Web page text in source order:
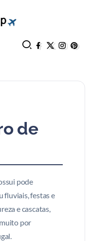
de
pode
fluviais, festas e
e cascatas,
por